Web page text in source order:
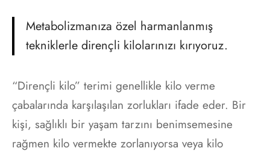
Metabolizmanıza özel harmanlanmış
tekniklerle dirençli kilolarınızı kırıyoruz.
“Dirençli kilo” terimi genellikle kilo verme
çabalarında karşılaşılan zorlukları ifade eder. Bir
kişi, sağlıklı bir yaşam tarzını benimsemesine
rağmen kilo vermekte zorlanıyorsa veya kilo
listesi
Hastalarına Özel